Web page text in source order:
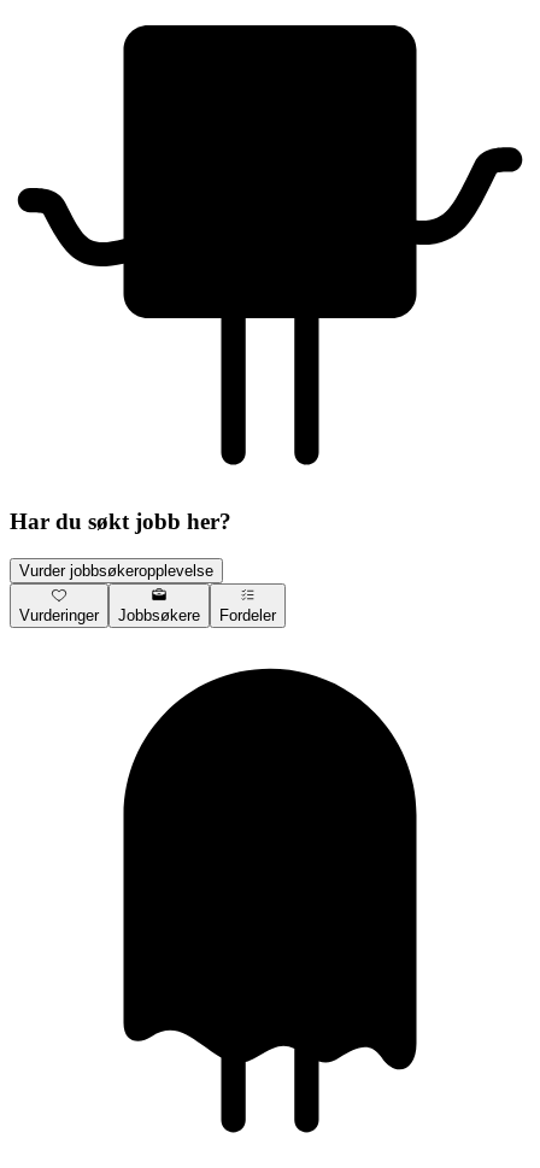
Har du søkt jobb her?
Vurder jobbsøkeropplevelse
Vurderinger Jobbsøkere Fordeler